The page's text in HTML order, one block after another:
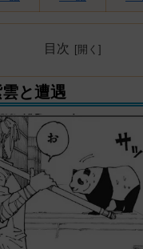
目次
と遭遇